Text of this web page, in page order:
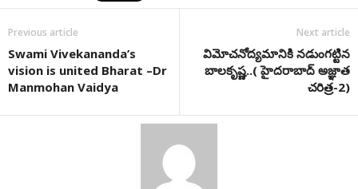
Previous article
Swami Vivekananda’s
vision is united Bharat –Dr
Manmohan Vaidya
Next article
విమోచనోద్యమానికి నడుంగట్టిన
బాలకృష్ణ..( హైదరాబాద్ అజ్ఞాత
చరిత్ర-2)